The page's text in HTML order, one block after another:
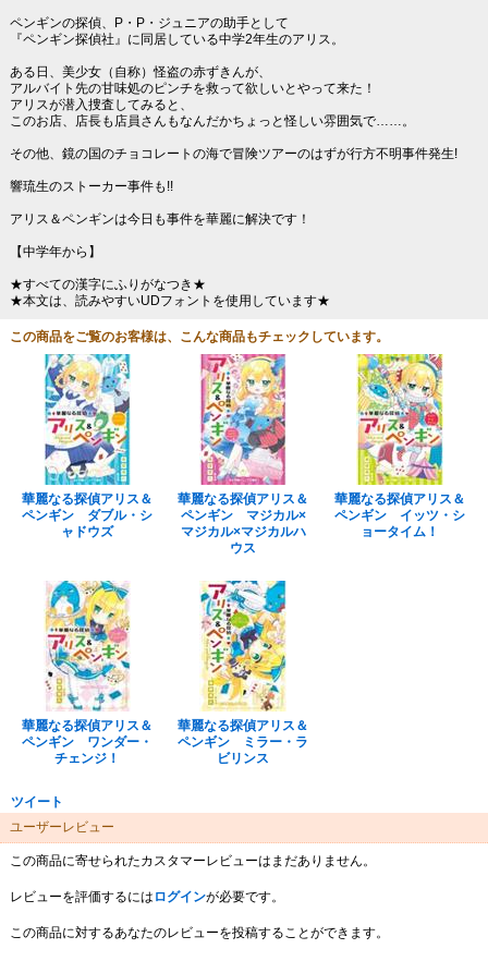
ペンギンの探偵、P・P・ジュニアの助手として
『ペンギン探偵社』に同居している中学2年生のアリス。
ある日、美少女（自称）怪盗の赤ずきんが、
アルバイト先の甘味処のピンチを救って欲しいとやって来た！
アリスが潜入捜査してみると、
このお店、店長も店員さんもなんだかちょっと怪しい雰囲気で……。
その他、鏡の国のチョコレートの海で冒険ツアーのはずが行方不明事件発生!
響琉生のストーカー事件も!!
アリス＆ペンギンは今日も事件を華麗に解決です！
【中学年から】
★すべての漢字にふりがなつき★
★本文は、読みやすいUDフォントを使用しています★
この商品をご覧のお客様は、こんな商品もチェックしています。
華麗なる探偵アリス＆
ペンギン ダブル・シ
ャドウズ
華麗なる探偵アリス＆
ペンギン マジカル×
マジカル×マジカルハ
ウス
華麗なる探偵アリス＆
ペンギン イッツ・シ
ョータイム！
華麗なる探偵アリス＆
ペンギン ワンダー・
チェンジ！
華麗なる探偵アリス＆
ペンギン ミラー・ラ
ビリンス
ツイート
ユーザーレビュー
この商品に寄せられたカスタマーレビューはまだありません。
レビューを評価するには ログインが必要です。
この商品に対するあなたのレビューを投稿することができます。